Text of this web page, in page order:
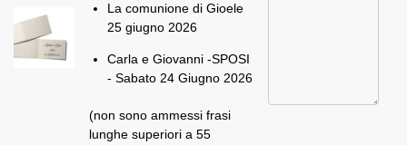
La comunione di Gioele
25 giugno 2026
Carla e Giovanni -SPOSI
- Sabato 24 Giugno 2026
(non sono ammessi frasi
lunghe superiori a 55